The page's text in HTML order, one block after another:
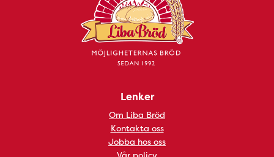
Lenker
Om Liba Bröd
Kontakta oss
Jobba hos oss